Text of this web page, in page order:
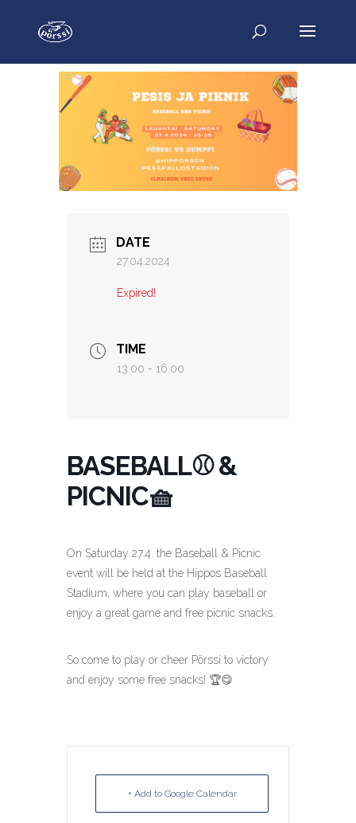
DATE
27.04.2024
Expired!
TIME
13:00 - 16:00
BASEBALL⚾️ &
PICNIC🧺
On Saturday 27.4. the Baseball & Picnic
event will be held at the Hippos Baseball
Stadium, where you can play baseball or
enjoy a great game and free picnic snacks.
So come to play or cheer Pörssi to victory
and enjoy some free snacks! 🏆😋
+ Add to Google Calendar